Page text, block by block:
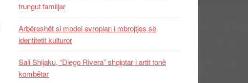
trungut familjar
Arbëreshët si model evropian i mbrojtjes së
identitetit kulturor
Sali Shijaku, “Diego Rivera” shqiptar i artit tonë
kombëtar